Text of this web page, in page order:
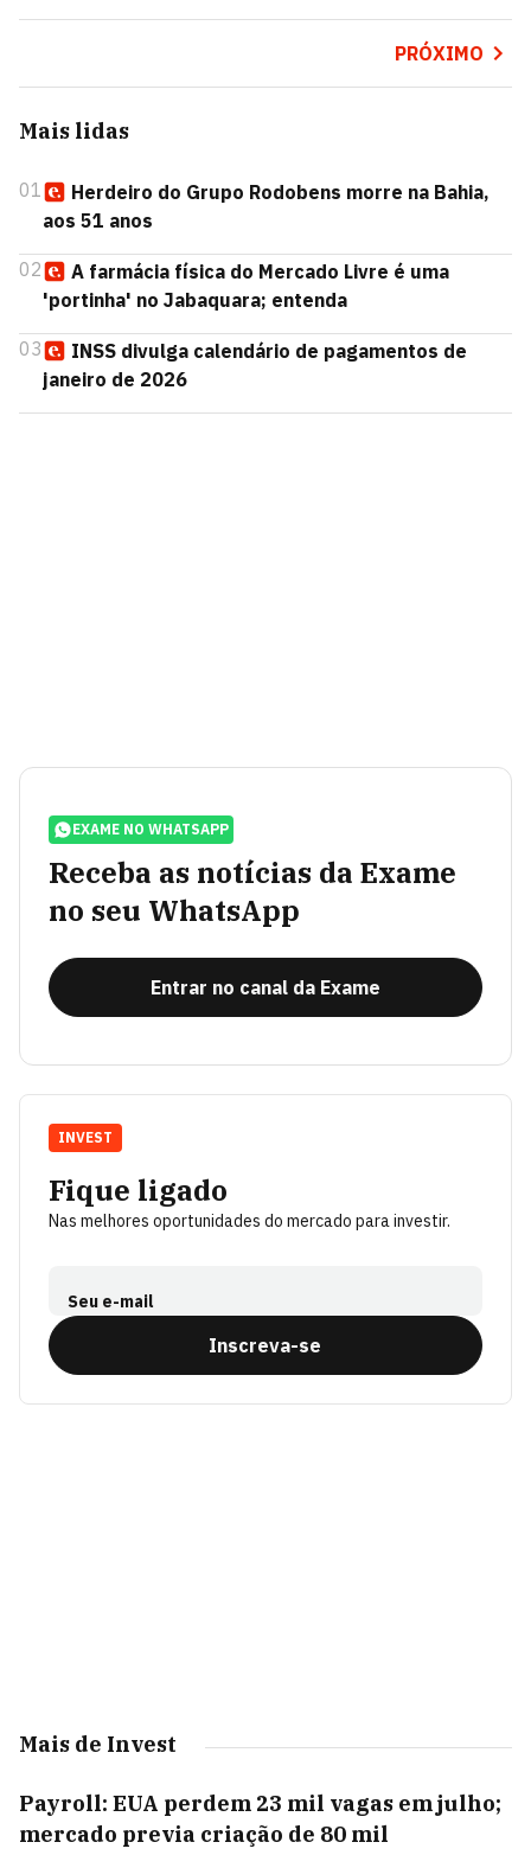
PRÓXIMO
Mais lidas
01
Herdeiro do Grupo Rodobens morre na Bahia,
aos 51 anos
02
A farmácia física do Mercado Livre é uma
'portinha' no Jabaquara; entenda
03
INSS divulga calendário de pagamentos de
janeiro de 2026
EXAME NO WHATSAPP
Receba as notícias da Exame
no seu WhatsApp
Entrar no canal da Exame
Fique ligado
Nas melhores oportunidades do mercado para investir.
Seu e-mail
Inscreva-se
INVEST
Mais de Invest
Payroll: EUA perdem 23 mil vagas em julho;
mercado previa criação de 80 mil